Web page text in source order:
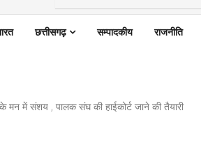
छत्तीसगढ़ सम्पादकीय राजनीति
में संशय , पालक संघ की हाईकोर्ट जाने की तैयारी